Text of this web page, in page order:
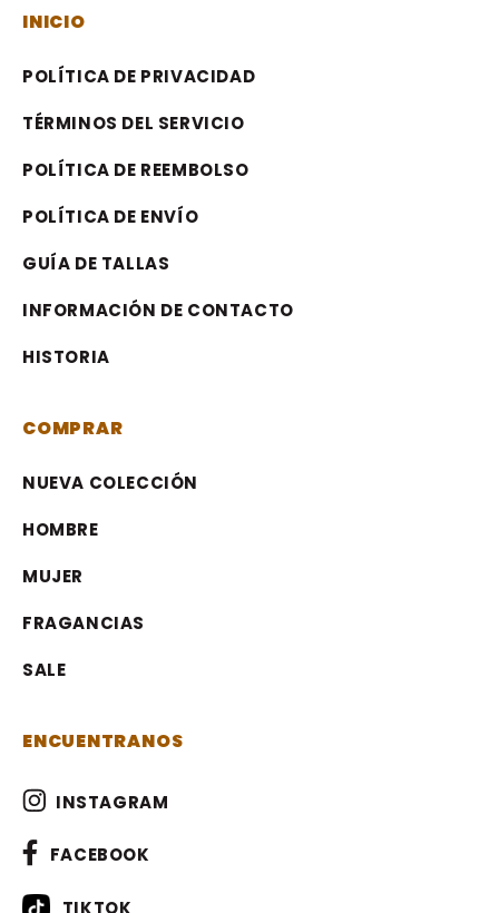
INICIO
POLÍTICA DE PRIVACIDAD
TÉRMINOS DEL SERVICIO
POLÍTICA DE REEMBOLSO
POLÍTICA DE ENVÍO
GUÍA DE TALLAS
INFORMACIÓN DE CONTACTO
HISTORIA
COMPRAR
NUEVA COLECCIÓN
HOMBRE
MUJER
FRAGANCIAS
SALE
ENCUENTRANOS
INSTAGRAM
FACEBOOK
TIKTOK